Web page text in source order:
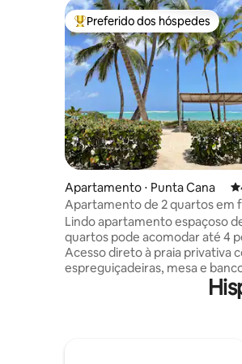
Entre os melhores preferidos
Preferido dos hóspedes
Apartamento ⋅ Punta Cana
Apartamento de 2 quartos em
mar
Lindo apartamento espaçoso
quartos pode acomodar até 4
Acesso direto à praia privativa
espreguiçadeiras, mesa e
Situado no 4º andar (sem
quartos têm seus próprios